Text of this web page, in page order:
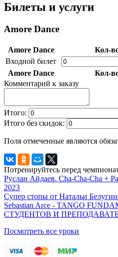
Билеты и услуги
Amore Dance
Amore Dance Кол-
Входной билет
Amore Dance
Кол-
Комментарий к заказу
Итого:
Итого без скидок:
Поля отмеченные являются
Потренируйтесь перед
Руслан Айдаев. Cha-Cha-Cha +
2023
Супер стопы от Натальи
Sebastian Arce - TANGO
СТУДЕНТОВ И
Посмотреть все уроки